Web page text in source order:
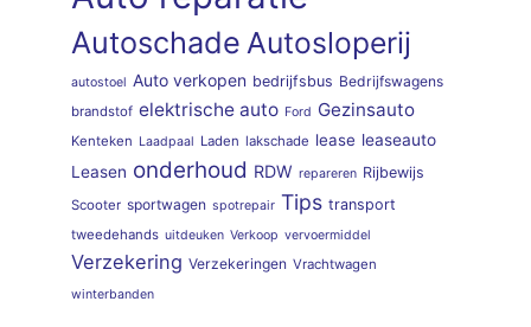
Autoschade Autosloperij
autostoel Auto verkopen bedrijfsbus Bedrijfswagens
brandstof elektrische auto Ford Gezinsauto
Kenteken Laadpaal Laden lakschade lease leaseauto
Leasen onderhoud RDW repareren Rijbewijs
Scooter sportwagen spotrepair Tips transport
tweedehands uitdeuken Verkoop vervoermiddel
Verzekering Verzekeringen Vrachtwagen
winterbanden